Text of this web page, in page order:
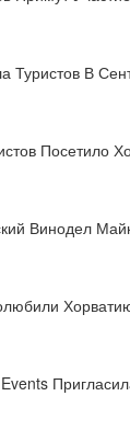
Туристов В
Посетило
Винодел